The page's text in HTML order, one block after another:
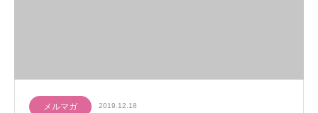
メルマガ 2019.12.18